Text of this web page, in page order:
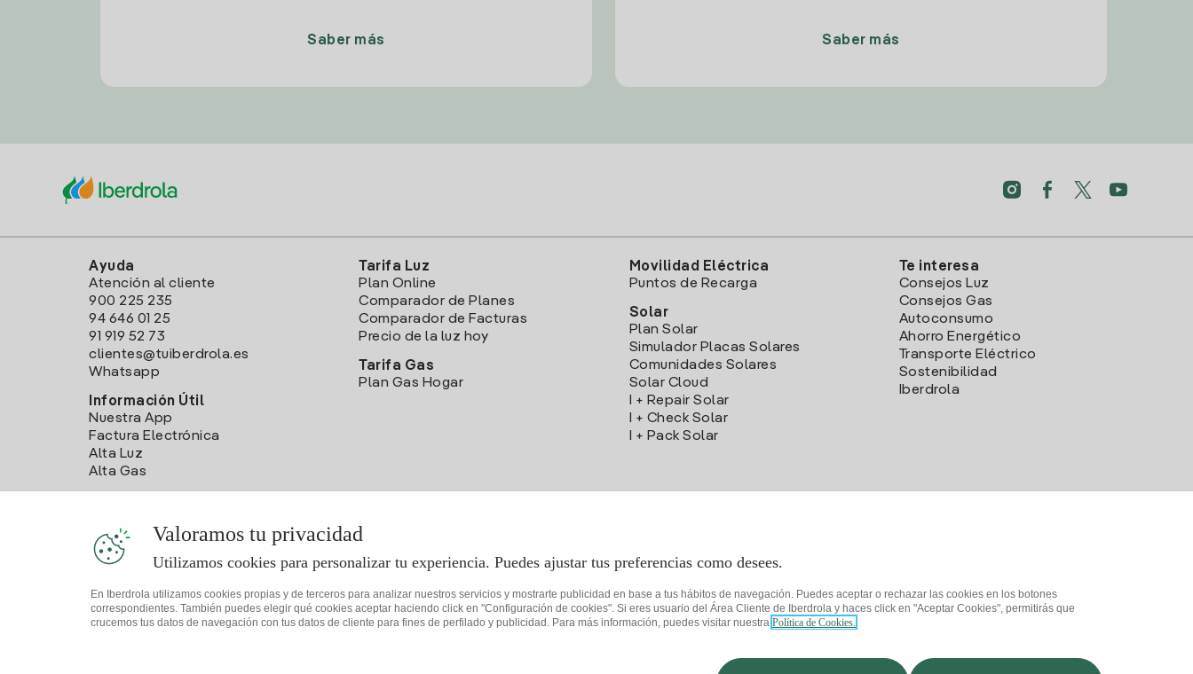
Saber más Saber más
Ayuda
Atención al cliente
900 225 235
94 646 01 25
91 919 52 73
clientes@tuiberdrola.es
Whatsapp
Información Útil
Nuestra App
Factura Electrónica
Alta Luz
Alta Gas
Tarifa Luz
Plan Online
Comparador de Planes
Comparador de Facturas
Precio de la luz hoy
Tarifa Gas
Plan Gas Hogar
Movilidad Eléctrica
Puntos de Recarga
Solar
Plan Solar
Simulador Placas Solares
Comunidades Solares
Solar Cloud
I + Repair Solar
I + Check Solar
I + Pack Solar
Te interesa
Consejos Luz
Consejos Gas
Autoconsumo
Ahorro Energético
Transporte Eléctrico
Sostenibilidad
Iberdrola
Valoramos tu privacidad
Utilizamos cookies para personalizar tu experiencia. Puedes ajustar tus preferencias como desees.
En Iberdrola utilizamos cookies propias y de terceros para analizar nuestros servicios y mostrarte publicidad en base a tus hábitos de navegación. Puedes aceptar o rechazar las cookies en los botones
correspondientes. También puedes elegir qué cookies aceptar haciendo click en "Configuración de cookies". Si eres usuario del Área Cliente de Iberdrola y haces click en "Aceptar Cookies", permitirás que
crucemos tus datos de navegación con tus datos de cliente para fines de perfilado y publicidad. Para más información, puedes visitar nuestra Política de Cookies.